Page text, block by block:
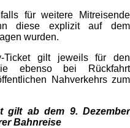
für weitere Mitreisende
diese explizit auf dem
wurden.
gilt jeweils für den
ebenso bei Rückfahrt
Nahverkehrs zum
gilt ab dem 9. Dezember
Bahnreise